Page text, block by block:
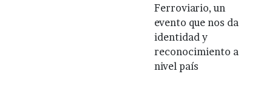
Ferroviario, un
evento que nos da
identidad y
reconocimiento a
nivel país